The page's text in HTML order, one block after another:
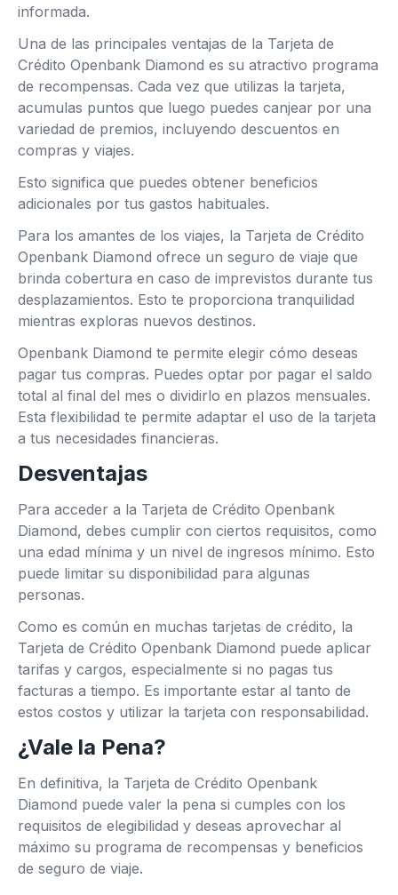
informada.
Una de las principales ventajas de la Tarjeta de
Crédito Openbank Diamond es su atractivo programa
de recompensas. Cada vez que utilizas la tarjeta,
acumulas puntos que luego puedes canjear por una
variedad de premios, incluyendo descuentos en
compras y viajes.
Esto significa que puedes obtener beneficios
adicionales por tus gastos habituales.
Para los amantes de los viajes, la Tarjeta de Crédito
Openbank Diamond ofrece un seguro de viaje que
brinda cobertura en caso de imprevistos durante tus
desplazamientos. Esto te proporciona tranquilidad
mientras exploras nuevos destinos.
Openbank Diamond te permite elegir cómo deseas
pagar tus compras. Puedes optar por pagar el saldo
total al final del mes o dividirlo en plazos mensuales.
Esta flexibilidad te permite adaptar el uso de la tarjeta
a tus necesidades financieras.
Desventajas
Para acceder a la Tarjeta de Crédito Openbank
Diamond, debes cumplir con ciertos requisitos, como
una edad mínima y un nivel de ingresos mínimo. Esto
puede limitar su disponibilidad para algunas
personas.
Como es común en muchas tarjetas de crédito, la
Tarjeta de Crédito Openbank Diamond puede aplicar
tarifas y cargos, especialmente si no pagas tus
facturas a tiempo. Es importante estar al tanto de
estos costos y utilizar la tarjeta con responsabilidad.
¿Vale la Pena?
En definitiva, la Tarjeta de Crédito Openbank
Diamond puede valer la pena si cumples con los
requisitos de elegibilidad y deseas aprovechar al
máximo su programa de recompensas y beneficios
de seguro de viaje.